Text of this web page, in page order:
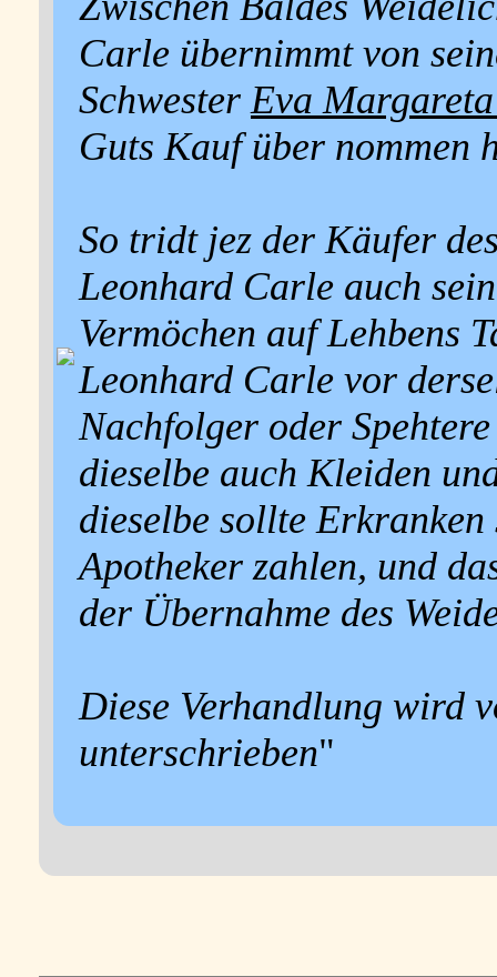
Carle übernimmt von
SchwesterEva
Guts Kauf über nommen
So tridt jez der Käufer
Leonhard Carle auch
Vermöchen auf Lehbens
Leonhard Carle vor
Nachfolger oder
dieselbe auch Kleiden
dieselbe sollte Erkranken
Apotheker zahlen, und
der Übernahme des
Diese Verhandlung wird
unterschrieben"